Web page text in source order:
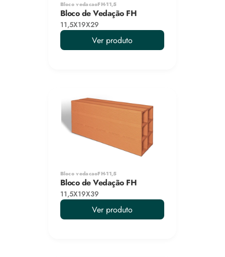
Bloco vedacaoFH-11,5
Bloco de Vedação FH
11,5X19X29
Ver produto
Bloco vedacaoFH-11,5
Bloco de Vedação FH
11,5X19X39
Ver produto